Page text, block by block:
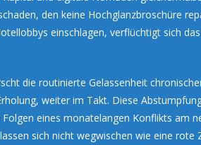
den keine Hochglanzbroschüre
einschlagen, verflüchtigt sich
die routinierte Gelassenheit
weiter im Takt. Diese
eines monatelangen Konflikts am
sich nicht wegwischen wie eine rote